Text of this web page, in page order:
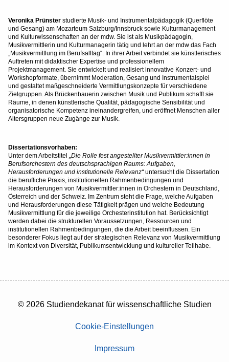
Veronika Prünster studierte Musik- und Instrumentalpädagogik (Querflöte
und Gesang) am Mozarteum Salzburg/Innsbruck sowie Kulturmanagement
und Kulturwissenschaften an der mdw. Sie ist als Musikpädagogin,
Musikvermittlerin und Kulturmanagerin tätig und lehrt an der mdw das Fach
„Musikvermittlung im Berufsalltag“. In ihrer Arbeit verbindet sie künstlerisches
Auftreten mit didaktischer Expertise und professionellem
Projektmanagement. Sie entwickelt und realisiert innovative Konzert- und
Workshopformate, übernimmt Moderation, Gesang und Instrumentalspiel
und gestaltet maßgeschneiderte Vermittlungskonzepte für verschiedene
Zielgruppen. Als Brückenbauerin zwischen Musik und Publikum schafft sie
Räume, in denen künstlerische Qualität, pädagogische Sensibilität und
organisatorische Kompetenz ineinandergreifen, und eröffnet Menschen aller
Altersgruppen neue Zugänge zur Musik.
Dissertationsvorhaben:
Unter dem Arbeitstitel „Die Rolle fest angestellter Musikvermittler:innen in
Berufsorchestern des deutschsprachigen Raums: Aufgaben,
Herausforderungen und institutionelle Relevanz“untersucht die Dissertation
die berufliche Praxis, institutionellen Rahmenbedingungen und
Herausforderungen von Musikvermittler:innen in Orchestern in Deutschland,
Österreich und der Schweiz. Im Zentrum steht die Frage, welche Aufgaben
und Herausforderungen diese Tätigkeit prägen und welche Bedeutung
Musikvermittlung für die jeweilige Orchesterinstitution hat. Berücksichtigt
werden dabei die strukturellen Voraussetzungen, Ressourcen und
institutionellen Rahmenbedingungen, die die Arbeit beeinflussen. Ein
besonderer Fokus liegt auf der strategischen Relevanz von Musikvermittlung
im Kontext von Diversität, Publikumsentwicklung und kultureller Teilhabe.
© 2026 Studiendekanat für wissenschaftliche Studien
Cookie-Einstellungen
Impressum